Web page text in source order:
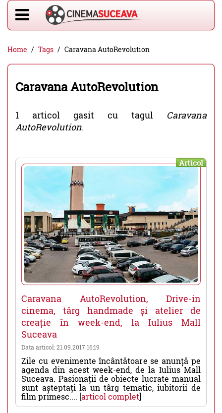
Home Tags Caravana AutoRevolution
Caravana AutoRevolution
1 articol gasit cu tagul Caravana
AutoRevolution.
Articol
Caravana AutoRevolution, Drive-in
cinema, târg handmade și atelier de
creație în week-end, la Iulius Mall
Suceava
Data articol: 21.09.2017 16:19
Zile cu evenimente încântătoare se anunță pe
agenda din acest week-end, de la Iulius Mall
Suceava. Pasionații de obiecte lucrate manual
sunt așteptați la un târg tematic, iubitorii de
film primesc.... [articol complet]